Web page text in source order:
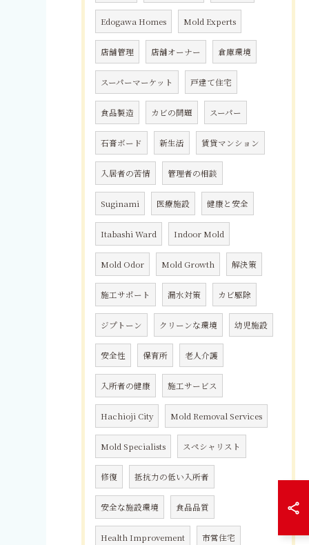
Edogawa Homes Mold Experts
店舗管理 店舗オーナー 倉庫環境
スーパーマーケット 戸建て住宅
食品製造 カビの問題 スーパー
石膏ボード 新生活 賃貸マンション
入居者の苦情 管理者の相談
Suginami 医療施設 健康と安全
Itabashi Ward Indoor Mold
Mold Odor Mold Growth 解決策
施工サポート 漏水対策 カビ駆除
ジプトーン クリーンな環境 幼児施設
安全性 保育所 老人介護
入所者の健康 施工サービス
Hachioji City Mold Removal Services
Mold Specialists スペシャリスト
修復 抵抗力の低い入所者
安全な施設環境 食品品質
Health Improvement 市営住宅